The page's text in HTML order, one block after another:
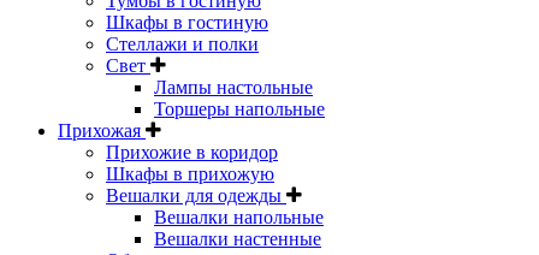
Шкафы в гостиную
Стеллажи и полки
Свет
Лампы настольные
Торшеры напольные
Прихожая
Прихожие в коридор
Шкафы в прихожую
Вешалки для одежды
Вешалки напольные
Вешалки настенные